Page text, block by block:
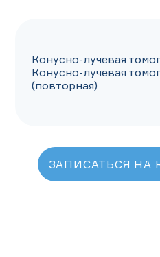
Конусно-лучевая
Конусно-лучевая
(повторная)
ЗАПИСАТЬСЯ НА